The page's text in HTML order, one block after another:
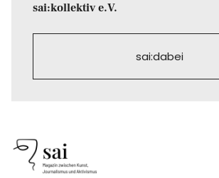
sai:kollektiv e.V.
sai:dabei